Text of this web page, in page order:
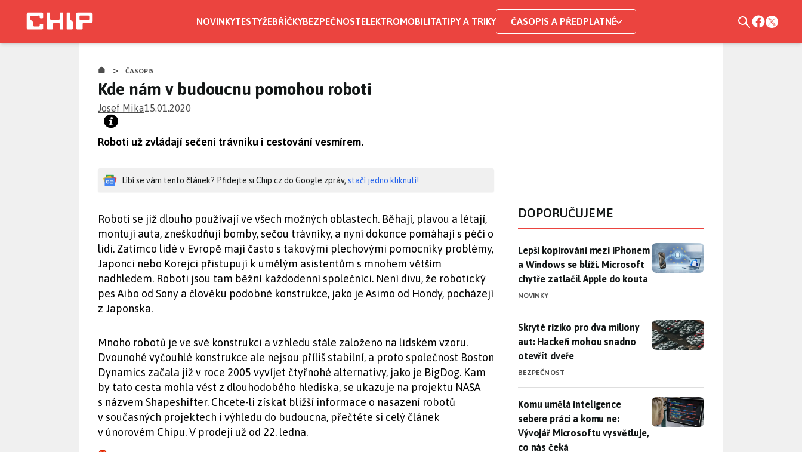
NOVINKYTESTYŽEBŘÍČKYBEZPEČNOSTELEKTROMOBILITATIPY A TRIKY ČASOPIS A PŘEDPLATNÉ
> ČASOPIS
Kde nám v budoucnu pomohou roboti
Josef Mika15.01.2020
Roboti už zvládají sečení trávníku i cestování vesmírem.
Líbí se vám tento článek? Přidejte si Chip.cz do Google zpráv, stačí jedno kliknutí!
Roboti se již dlouho používají ve všech možných oblastech. Běhají, plavou a létají,
montují auta, zneškodňují bomby, sečou trávníky, a nyní dokonce pomáhají s péčí o
lidi. Zatímco lidé v Evropě mají často s takovými plechovými pomocníky problémy,
Japonci nebo Korejci přistupují k umělým asistentům s mnohem větším
nadhledem. Roboti jsou tam běžní každodenní společníci. Není divu, že robotický
pes Aibo od Sony a člověku podobné konstrukce, jako je Asimo od Hondy, pocházejí
z Japonska.
Mnoho robotů je ve své konstrukci a vzhledu stále založeno na lidském vzoru.
Dvounohé vyčouhlé konstrukce ale nejsou příliš stabilní, a proto společnost Boston
Dynamics začala již v roce 2005 vyvíjet čtyřnohé alternativy, jako je BigDog. Kam
by tato cesta mohla vést z dlouhodobého hlediska, se ukazuje na projektu NASA
s názvem Shapeshifter. Chcete-li získat bližší informace o nasazení robotů
v současných projektech i výhledu do budoucna, přečtěte si celý článek
v únorovém Chipu. V prodeji už od 22. ledna.
DOPORUČUJEME
Lepší kopírování mezi iPhonem a Windows se blíží. Microsoft
Lepší kopírování mezi iPhonem
a Windows se blíží. Microsoft
chytře zatlačil Apple do kouta
NOVINKY
Skryté riziko pro dva miliony aut: Hackeři mohou snadno otevřít
Skryté riziko pro dva miliony
aut: Hackeři mohou snadno
otevřít dveře
BEZPEČNOST
Komu umělá inteligence sebere práci a komu ne: Vývojář
Komu umělá inteligence
sebere práci a komu ne:
Vývojář Microsoftu vysvětluje,
co nás čeká